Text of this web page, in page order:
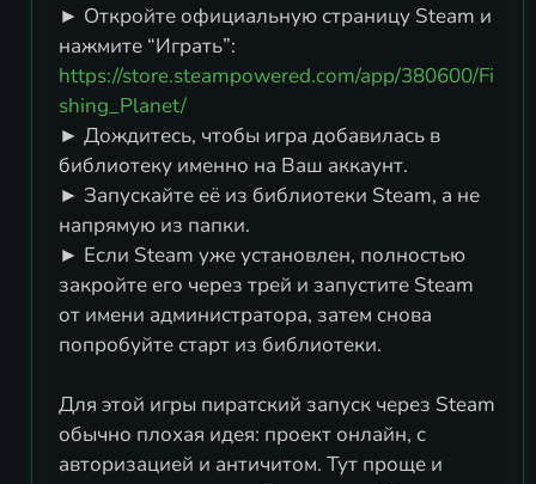
► Откройте официальную страницу Steam и
нажмите “Играть”:
https://store.steampowered.com/app/380600/Fi
shing_Planet/
► Дождитесь, чтобы игра добавилась в
библиотеку именно на Ваш аккаунт.
► Запускайте её из библиотеки Steam, а не
напрямую из папки.
► Если Steam уже установлен, полностью
закройте его через трей и запустите Steam
от имени администратора, затем снова
попробуйте старт из библиотеки.
Для этой игры пиратский запуск через Steam
обычно плохая идея: проект онлайн, с
авторизацией и античитом. Тут проще и